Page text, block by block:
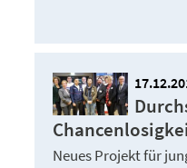
Neues Projekt für